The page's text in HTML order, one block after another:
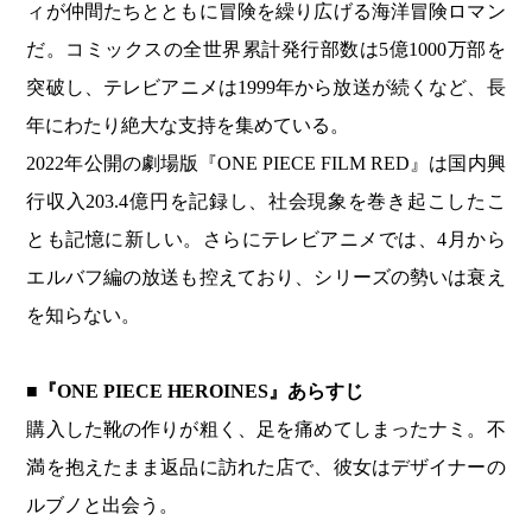
ィが仲間たちとともに冒険を繰り広げる海洋冒険ロマン
だ。コミックスの全世界累計発行部数は5億1000万部を
突破し、テレビアニメは1999年から放送が続くなど、長
年にわたり絶大な支持を集めている。
2022年公開の劇場版『ONE PIECE FILM RED』は国内興
行収入203.4億円を記録し、社会現象を巻き起こしたこ
とも記憶に新しい。さらにテレビアニメでは、4月から
エルバフ編の放送も控えており、シリーズの勢いは衰え
を知らない。
■『ONE PIECE HEROINES』あらすじ
購入した靴の作りが粗く、足を痛めてしまったナミ。不
満を抱えたまま返品に訪れた店で、彼女はデザイナーの
ルブノと出会う。